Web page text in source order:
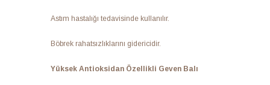
Astım hastalığı tedavisinde kullanılır.
Böbrek rahatsızlıklarını gidericidir.
Yüksek Antioksidan Özellikli Geven Balı